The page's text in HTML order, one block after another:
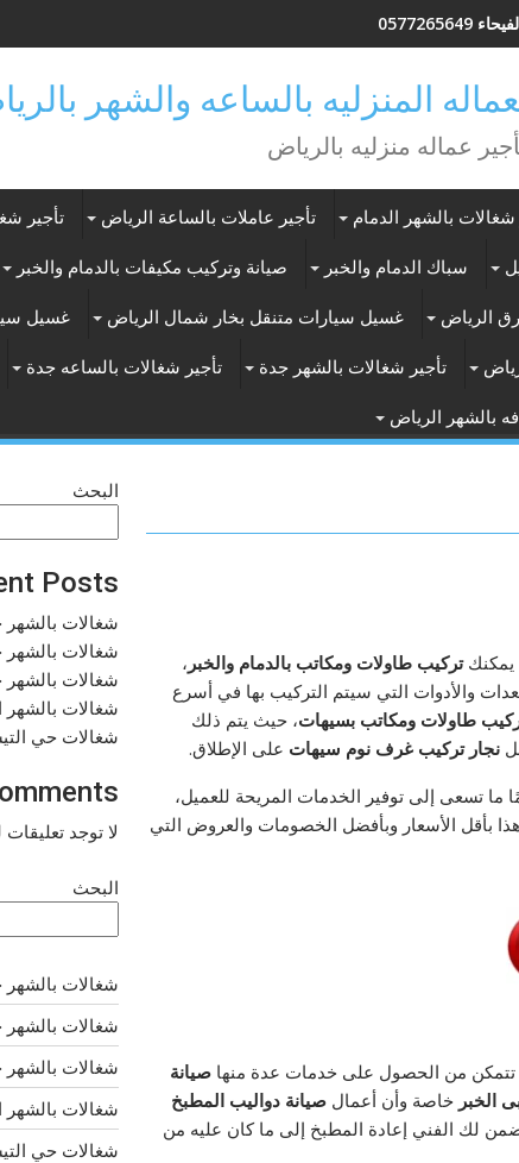
عماله منزليه بالرياض
شغالات بالشهر الدمام تأجير عاملات بالساعة الرياض تأجير
سباك الدمام والخبر صيانة وتركيب مكيفات بالدمام والخبر
الرياض غسيل سيارات متنقل بخار شمال الرياض غسيل
تأجير شغالات بالشهر جدة تأجير شغالات بالساعه جدة
بالشهر الرياض
يمكنكتركيب طاولات ومكاتب بالدمام والخبر ،
والأدوات التي سيتم التركيب بها في أسرع
طاولات ومكاتب بسيهات، حيث يتم ذلك
نجار تركيب غرف نوم سيهات على الإطلاق.
ما تسعى إلى توفير الخدمات المريحة للعميل،
بأقل الأسعار وبأفضل الخصومات والعروض التي
من الحصول على خدمات عدة منها صيانة
الخبر خاصة وأن أعمال صيانة دواليب المطبخ
لك الفني إعادة المطبخ إلى ما كان عليه من
البحث
Posts
شغالات بالشهر جده
شغالات بالشهر جده
شغالات بالشهر جدة
شغالات بالشهر
شغالات حي التيسير
لا توجد
البحث
شغالات بالشهر جده
شغالات بالشهر جده
شغالات بالشهر جدة
شغالات بالشهر
شغالات حي التيسير